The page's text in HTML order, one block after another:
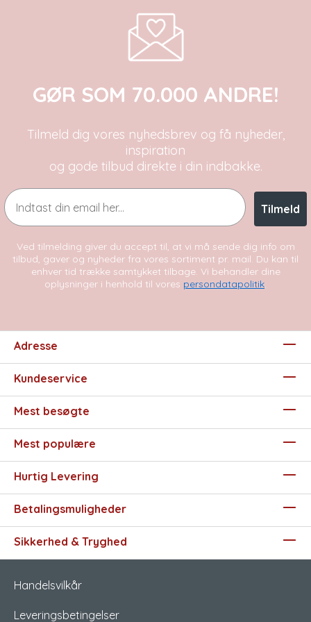
GØR SOM 70.000 ANDRE!
Tilmeld dig vores nyhedsbrev og få nyheder,
inspiration
og gode tilbud direkte i din indbakke.
Email
Tilmeld
Ved tilmelding giver du accept til, at vi må sende dig info om
tilbud, gaver og nyheder fra vores sortiment pr. mail. Du kan til
enhver tid trække samtykket tilbage. Vi behandler dine
oplysninger i henhold til vores persondatapolitik.
Adresse
Kundeservice
Mest besøgte
Mest populære
Hurtig Levering
Betalingsmuligheder
Sikkerhed & Tryghed
Handelsvilkår
Leveringsbetingelser